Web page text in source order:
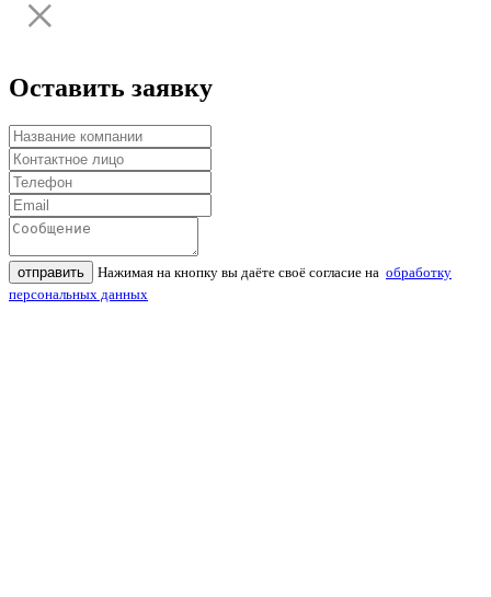
Оставить заявку
отправить Нажимая на кнопку вы даёте своё согласие на обработку
персональных данных